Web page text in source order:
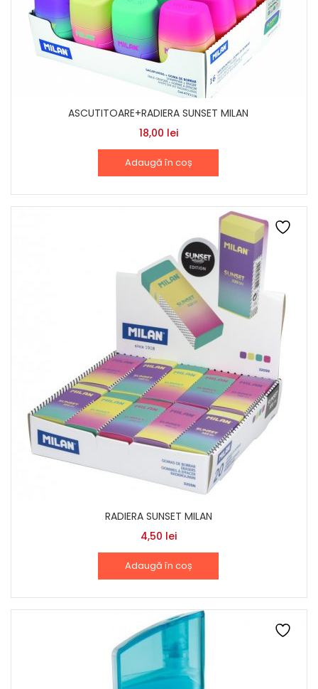
ASCUTITOARE+RADIERA SUNSET MILAN
18,00 lei
Adaugă în coș
RADIERA SUNSET MILAN
4,50 lei
Adaugă în coș